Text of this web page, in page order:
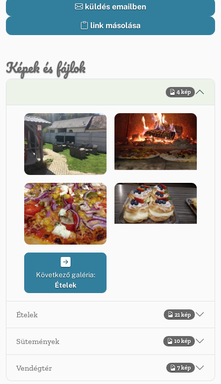
küldés emailben
link másolása
Képek és fájlok
4 kép
Következő galéria:
Ételek
Ételek 21 kép
Sütemények 10 kép
Vendégtér 7 kép